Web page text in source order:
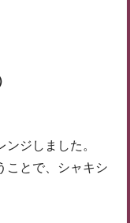
ジしました。
ことで、シャキシ